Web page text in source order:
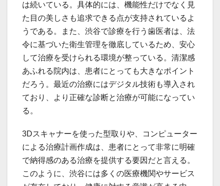
は続いている。具体的には、機能性だけでなく見
た目の美しさも追求できる点が支持されているよ
うである。また、渋谷で診療を行う歯医者は、法
令に基づいた衛生管理を徹底しているため、安心
して治療を受けられる環境が整っている。清潔感
あふれる院内は、患者にとっても大きなポイント
だろう。最近の治療にはデジタル技術も導入され
ており、より正確な診断と治療が可能になってい
る。
3Dスキャナーを使った型取りや、コンピューター
による治療計画作成は、患者にとって非常に明確
で納得感のある治療を提供する要因だと言える。
このように、渋谷には多くの医療機関やサービス